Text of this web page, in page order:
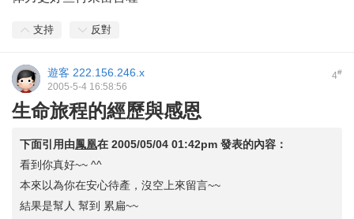
支持 反對
4#
遊客 222.156.246.x
2005-5-4 16:58:56
生命旅程的經歷與感恩
下面引用由鳳凰在 2005/05/04 01:42pm 發表的內容：
看到你真好~~ ^^
本來以為你在安心待產，沒空上來留言~~
結果是幫人 幫到 累扁~~